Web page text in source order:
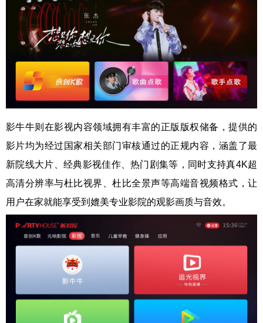
影牛牛则在影视内容领域拥有丰富的正版版权储备，提供的
影片均为经过国家相关部门审核通过的正规内容，涵盖了最
新院线大片、经典影视佳作、热门剧集等，同时支持真4K超
高清分辨率与杜比视界、杜比全景声等高端音视频格式，让
用户在家就能享受到媲美专业影院的观影画质与音效。